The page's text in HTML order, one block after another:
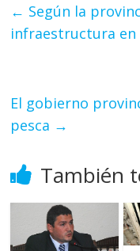
← Según la
infraestructura en
El gobierno
pesca →
También